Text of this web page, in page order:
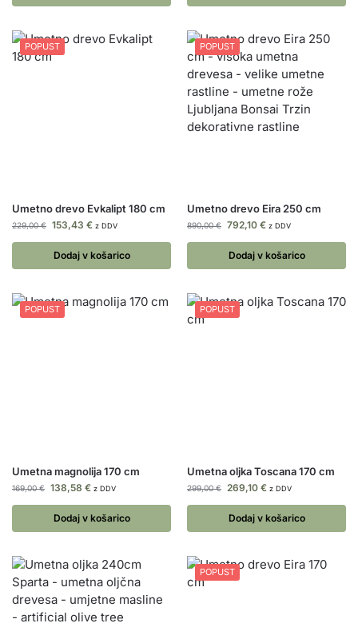
POPUST
Umetno drevo Evkalipt 180 cm
229,00€ 153,43 € z DDV
Dodaj v košarico
POPUST
Umetno drevo Eira 250 cm
890,00€ 792,10 € z DDV
Dodaj v košarico
POPUST
Umetna magnolija 170 cm
169,00€ 138,58 € z DDV
Dodaj v košarico
POPUST
Umetna oljka Toscana 170 cm
299,00€ 269,10 € z DDV
Dodaj v košarico
POPUST